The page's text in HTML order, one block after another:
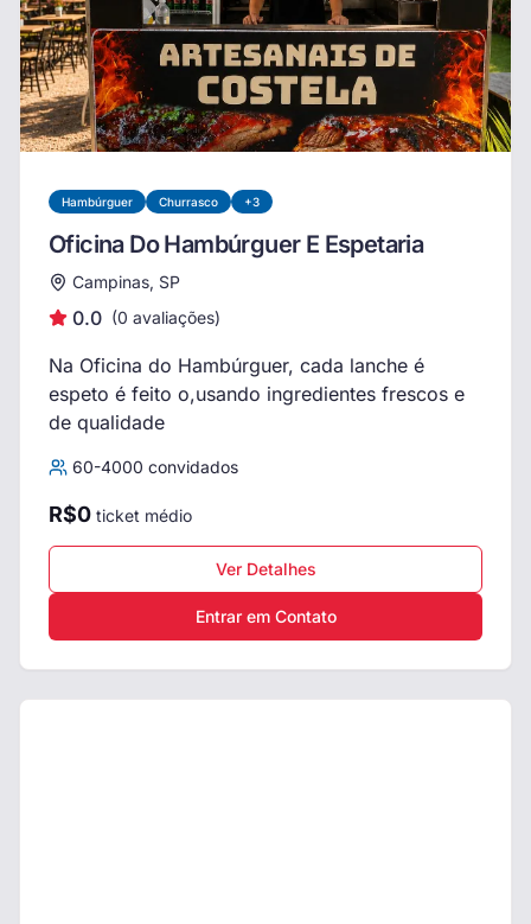
Hambúrguer Churrasco +3
Oficina Do Hambúrguer E Espetaria
Campinas, SP
0.0 (0 avaliações)
Na Oficina do Hambúrguer, cada lanche é
espeto é feito o,usando ingredientes frescos e
de qualidade
60-4000 convidados
R$0 ticket médio
Ver Detalhes
Entrar em Contato